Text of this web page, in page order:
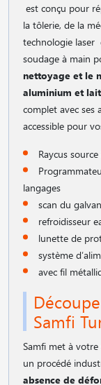
est conçu pour
la tôlerie, de la
technologie laser
soudage à main
nettoyage et le
aluminium et
complet avec ses
accessible pour
Raycus
langages
scan du
refroidisseur
lunette de
système
avec fil
Samfi
Samfi met à votre
un procédé
absence de